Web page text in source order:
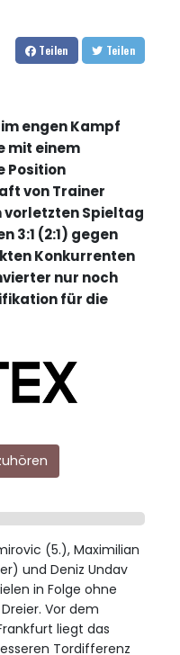
Teilen Teilen
engen Kampf
mit einem
Position
von Trainer
vorletzten Spieltag
3:1 (2:1) gegen
Konkurrenten
nur noch
für die
(5.), Maximilian
und Deniz Undav
in Folge ohne
Vor dem
liegt das
Tordifferenz